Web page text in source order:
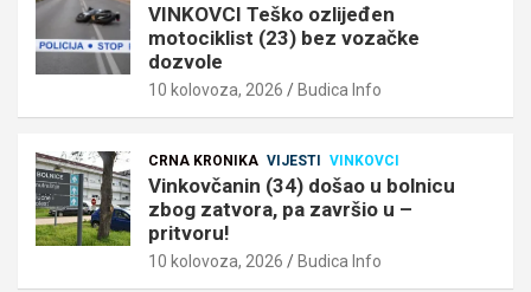
VINKOVCI Teško ozlijeđen
motociklist (23) bez vozačke
dozvole
10 kolovoza, 2026 Budica Info
CRNA KRONIKA VIJESTI VINKOVCI
Vinkovčanin (34) došao u bolnicu
zbog zatvora, pa završio u –
pritvoru!
10 kolovoza, 2026 Budica Info